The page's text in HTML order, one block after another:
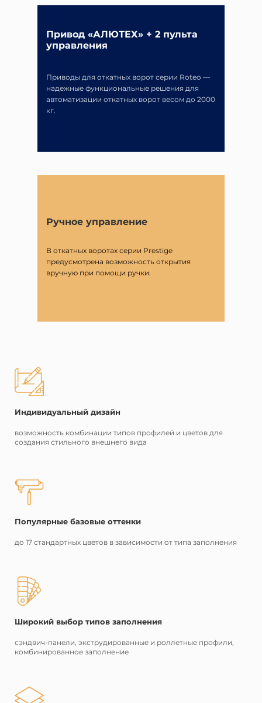
Привод «АЛЮТЕХ» + 2 пульта
управления
Приводы для откатных ворот серии Roteo —
надежные функциональные решения для
автоматизации откатных ворот весом до 2000
кг.
Ручное управление
В откатных воротах серии Prestige
предусмотрена возможность открытия
вручную при помощи ручки.
Индивидуальный дизайн
возможность комбинации типов профилей и цветов для
создания стильного внешнего вида
Популярные базовые оттенки
до 17 стандартных цветов в зависимости от типа заполнения
Широкий выбор типов заполнения
сэндвич-панели, экструдированные и роллетные профили,
комбинированное заполнение